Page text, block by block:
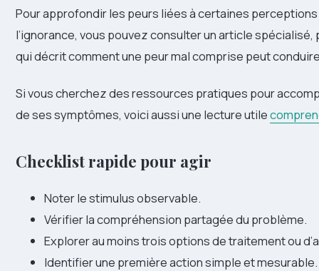
Pour approfondir les peurs liées à certaines
l’ignorance, vous pouvez consulter un article
qui décrit comment une peur mal comprise peut
Si vous cherchez des ressources pratiques pour
de ses symptômes, voici aussi une lecture utile
Checklist rapide pour agir
Noter le stimulus observable.
Vérifier la compréhension partagée du problème.
Explorer au moins trois options de traitement ou
Identifier une première action simple et mesurable.